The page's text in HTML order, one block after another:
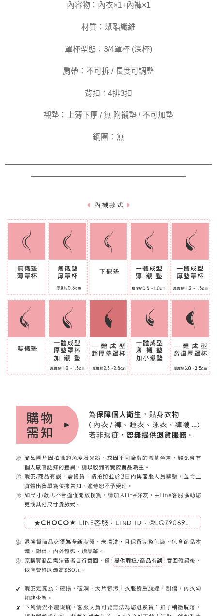
內容物：內衣×1+內褲×1
材質：聚酯纖維
罩杯型態：3/4罩杯 (深杯)
肩帶：不可拆 / 長度可調整
背扣：4排3扣
襯墊：上薄下厚 / 無 附襯墊 / 不可加墊
鋼圈：無